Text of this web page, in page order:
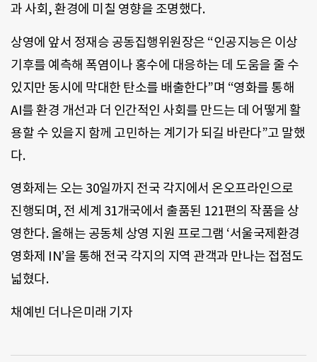
과 사회, 환경에 미칠 영향을 조명했다.
상영에 앞서 정재승 공동집행위원장은 “인공지능은 이상
기후를 예측해 폭염이나 홍수에 대응하는 데 도움을 줄 수
있지만 동시에 막대한 탄소를 배출한다”며 “영화를 통해
AI를 환경 개선과 더 인간적인 사회를 만드는 데 어떻게 활
용할 수 있을지 함께 고민하는 계기가 되길 바란다”고 말했
다.
영화제는 오는 30일까지 전국 각지에서 온오프라인으로
진행되며, 전 세계 31개국에서 출품된 121편의 작품을 상
영한다. 올해는 공동체 상영 지원 프로그램 ‘서울국제환경
영화제 IN’을 통해 전국 각지의 지역 관객과 만나는 접점도
넓혔다.
채예빈 더나은미래 기자